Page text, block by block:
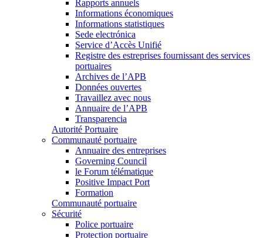
Rapports annuels
Informations économiques
Informations statistiques
Sede electrónica
Service d’Accès Unifié
Registre des estreprises fournissant des services
portuaires
Archives de l’APB
Données ouvertes
Travaillez avec nous
Annuaire de l’APB
Transparencia
Autorité Portuaire
Communauté portuaire
Annuaire des entreprises
Governing Council
le Forum télématique
Positive Impact Port
Formation
Communauté portuaire
Sécurité
Police portuaire
Protection portuaire